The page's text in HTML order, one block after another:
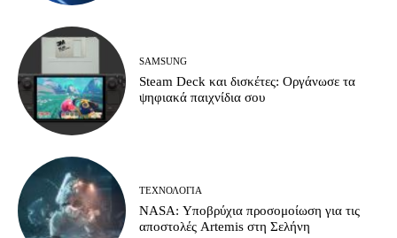
SAMSUNG
Steam Deck και δισκέτες: Οργάνωσε τα
ψηφιακά παιχνίδια σου
ΤΕΧΝΟΛΟΓΊΑ
NASA: Υποβρύχια προσομοίωση για τις
αποστολές Artemis στη Σελήνη